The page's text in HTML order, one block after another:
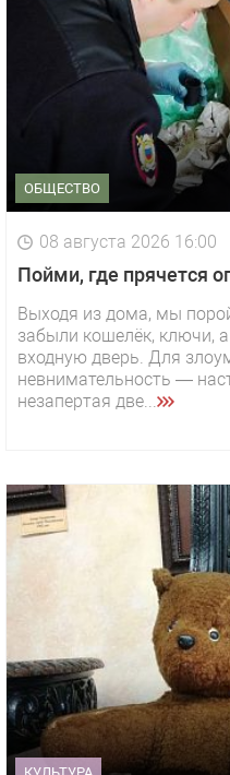
ОБЩЕСТВО
08 августа 2026 16:00
Пойми, где прячется
Выходя из дома, мы
забыли кошелёк, ключи,
входную дверь. Для
невнимательность —
незапертая две...